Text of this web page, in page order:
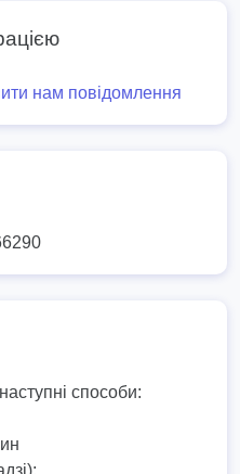
нам повідомлення
способи: